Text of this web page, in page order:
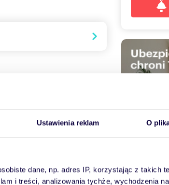
Ustawienia reklam O
dane, np. adres IP, korzystając z takich
i treści, analizowania tychże, wychodzenia
zł na mieszkanie.